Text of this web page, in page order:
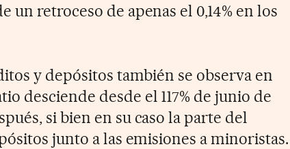
un retroceso de apenas el 0,14% en los
y depósitos también se observa en
desciende desde el 117% de junio de
si bien en su caso la parte del
junto a las emisiones a minoristas.